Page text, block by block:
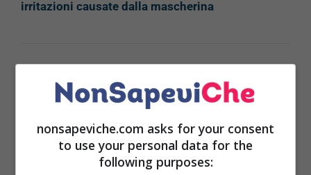
irritazioni causate dalla mascherina
E’ importante che il gel sia naturale e
completamente biologico: a questo scopo potrete
Ottimo rimedio anche per le scottature solari
dopo un’intensa giornata di mare.
nonsapeviche.com asks for your consent
to use your personal data for the
following purposes: